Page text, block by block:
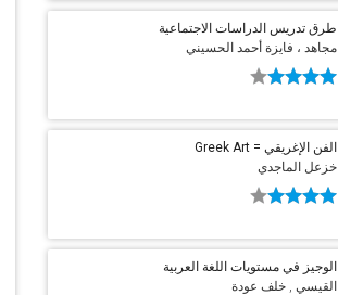
طرق تدريس الدراسات الاجتماعية
مجاهد ، فايزة أحمد الحسيني
الفن الإغريقي = Greek Art
خزعل الماجدي
الوجيز في مستويات اللغة العربية
القيسي , خلف عودة